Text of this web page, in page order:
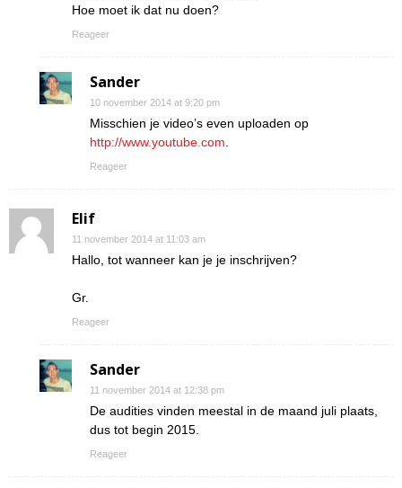
Hoe moet ik dat nu doen?
Reageer
Sander
10 november 2014 at 9:20 pm
Misschien je video’s even uploaden op
http://www.youtube.com.
Reageer
Elif
11 november 2014 at 11:03 am
Hallo, tot wanneer kan je je inschrijven?
Gr.
Reageer
Sander
11 november 2014 at 12:38 pm
De audities vinden meestal in de maand juli plaats,
dus tot begin 2015.
Reageer